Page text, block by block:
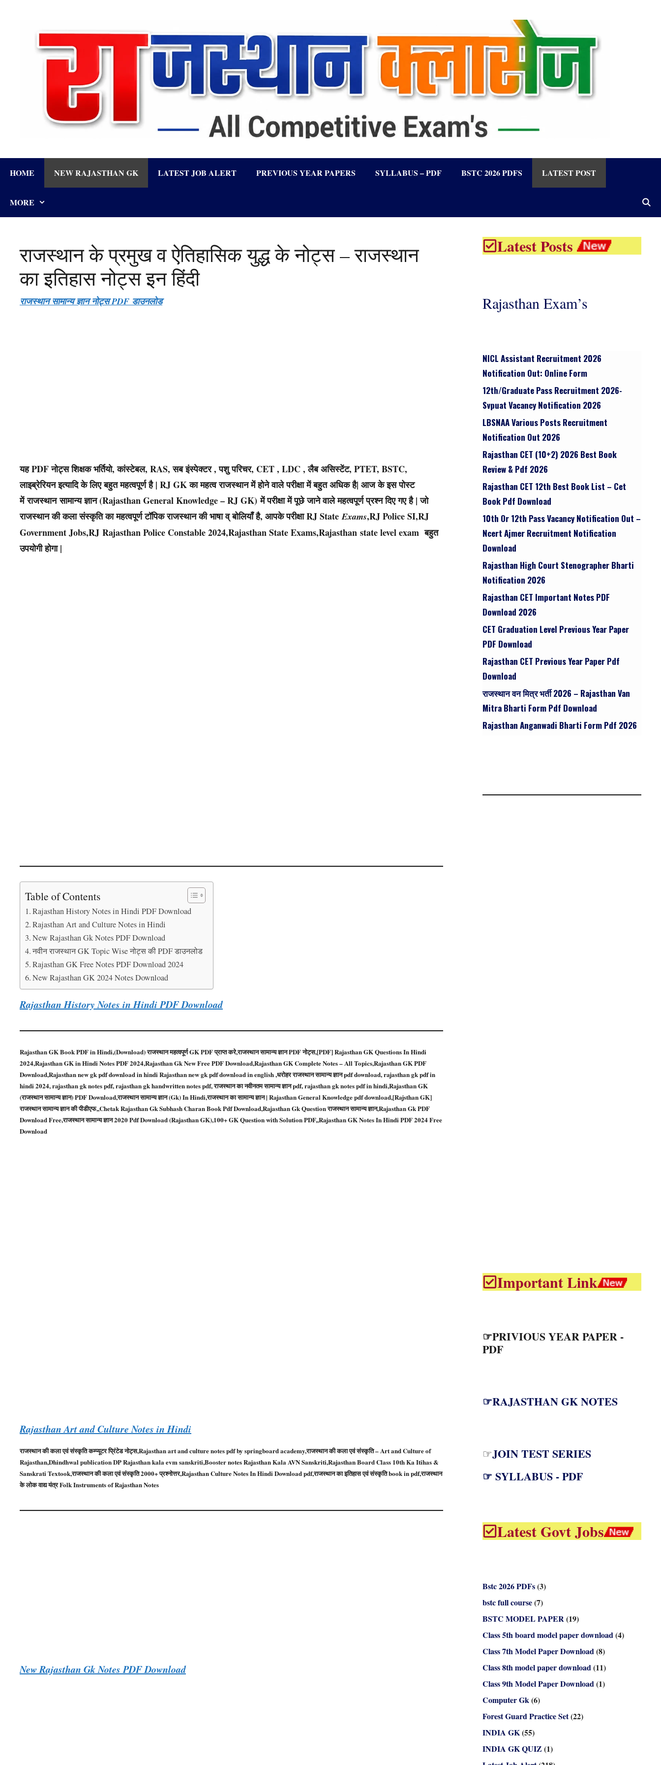
HOME NEW RAJASTHAN GK LATEST JOB ALERT PREVIOUS YEAR PAPERS SYLLABUS – PDF BSTC 2026 PDFS LATEST POST
MORE
राजस्थान के प्रमुख व ऐतिहासिक युद्ध के नोट्स – राजस्थान
का इतिहास नोट्स इन हिंदी
राजस्थान सामान्य ज्ञान नोट्स PDF डाउनलोड
यह PDF नोट्स शिक्षक भर्तियो, कांस्टेबल, RAS, सब इंस्पेक्टर , पशु परिचर, CET , LDC , लैब असिस्टेंट, PTET, BSTC,
लाइब्रेरियन इत्यादि के लिए बहुत महत्वपूर्ण है | RJ GK का महत्व राजस्थान में होने वाले परीक्षा में बहुत अधिक है| आज के इस पोस्ट
में राजस्थान सामान्य ज्ञान (Rajasthan General Knowledge – RJ GK) में परीक्षा में पूछे जाने वाले महत्वपूर्ण प्रश्न दिए गए है | जो
राजस्थान की कला संस्कृति का महत्वपूर्ण टॉपिक राजस्थान की भाषा व् बोलियाँ है, आपके परीक्षा RJ StateExams,RJ Police SI,RJ
Government Jobs,RJ Rajasthan Police Constable 2024,Rajasthan State Exams,Rajasthan state level exam बहुत
उपयोगी होगा |
Table of Contents
Rajasthan History Notes in Hindi PDF Download
Rajasthan Art and Culture Notes in Hindi
New Rajasthan Gk Notes PDF Download
नवीन राजस्थान GK Topic Wise नोट्स की PDF डाउनलोड
Rajasthan GK Free Notes PDF Download 2024
New Rajasthan GK 2024 Notes Download
Rajasthan History Notes in Hindi PDF Download
Rajasthan GK Book PDF in Hindi,(Download) राजस्थान महत्वपूर्ण GK PDF प्राप्त करे,राजस्थान सामान्य ज्ञान PDF नोट्स,[PDF] Rajasthan GK Questions In Hindi
2024,Rajasthan GK in Hindi Notes PDF 2024,Rajasthan Gk New Free PDF Download,Rajasthan GK Complete Notes – All Topics,Rajasthan GK PDF
Download,Rajasthan new gk pdf download in hindi Rajasthan new gk pdf download in english ,धरोहर राजस्थान सामान्य ज्ञान pdf download, rajasthan gk pdf in
hindi 2024, rajasthan gk notes pdf, rajasthan gk handwritten notes pdf, राजस्थान का नवीनतम सामान्य ज्ञान pdf, rajasthan gk notes pdf in hindi,Rajasthan GK
(राजस्थान सामान्य ज्ञान) PDF Download,राजस्थान सामान्य ज्ञान (Gk) In Hindi,राजस्थान का सामान्य ज्ञान | Rajasthan General Knowledge pdf download,[Rajsthan GK]
राजस्थान सामान्य ज्ञान की पीडीएफ,,Chetak Rajasthan Gk Subhash Charan Book Pdf Download,Rajasthan Gk Question राजस्‍थान सामान्‍य ज्ञान,Rajasthan Gk PDF
Download Free,राजस्थान सामान्य ज्ञान 2020 Pdf Download (Rajasthan GK),100+ GK Question with Solution PDF,,Rajasthan GK Notes In Hindi PDF 2024 Free
Download
Rajasthan Art and Culture Notes in Hindi
राजस्थान की कला एवं संस्कृति कम्प्यूटर प्रिंटेड नोट्स,Rajasthan art and culture notes pdf by springboard academy,राजस्थान की कला एवं संस्कृति – Art and Culture of
Rajasthan,Dhindhwal publication DP Rajasthan kala evm sanskriti,Booster notes Rajasthan Kala AVN Sanskriti,Rajasthan Board Class 10th Ka Itihas &
Sanskrati Textook,राजस्थान की कला एवं संस्कृति 2000+ प्रश्नोत्तर,Rajasthan Culture Notes In Hindi Download pdf,राजस्थान का इतिहास एवं संस्कृति book in pdf,राजस्थान
के लोक वाद्य यंत्र Folk Instruments of Rajasthan Notes
New Rajasthan Gk Notes PDF Download
Latest Posts
Rajasthan Exam’s
NICL Assistant Recruitment 2026
Notification Out: Online Form
12th/graduate Pass Recruitment 2026-
Svpuat Vacancy Notification 2026
LBSNAA Various Posts Recruitment
Notification Out 2026
Rajasthan CET (10+2) 2026 Best Book
Review & Pdf 2026
Rajasthan CET 12th Best Book List – Cet
Book Pdf Download
10th Or 12th Pass Vacancy Notification Out –
Ncert Ajmer Recruitment Notification
Download
Rajasthan High Court Stenographer Bharti
Notification 2026
Rajasthan CET Important Notes PDF
Download 2026
CET Graduation Level Previous Year Paper
PDF Download
Rajasthan CET Previous Year Paper Pdf
Download
राजस्थान वन मित्र भर्ती 2026 – Rajasthan Van
Mitra Bharti Form Pdf Download
Rajasthan Anganwadi Bharti Form Pdf 2026
Important Link
☞PRIVIOUS YEAR PAPER -
PDF
☞RAJASTHAN GK NOTES
☞JOIN TEST SERIES
☞ SYLLABUS - PDF
Latest Govt Jobs
Bstc 2026 PDFs(3)
bstc full course(7)
BSTC MODEL PAPER(19)
Class 5th board model paper download(4)
Class 7th Model Paper Download(8)
Class 8th model paper download(11)
Class 9th Model Paper Download(1)
Computer Gk(6)
Forest Guard Practice Set(22)
INDIA GK(55)
INDIA GK QUIZ (1)